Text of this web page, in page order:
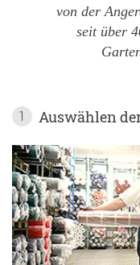
von der
seit über
1 Auswählen